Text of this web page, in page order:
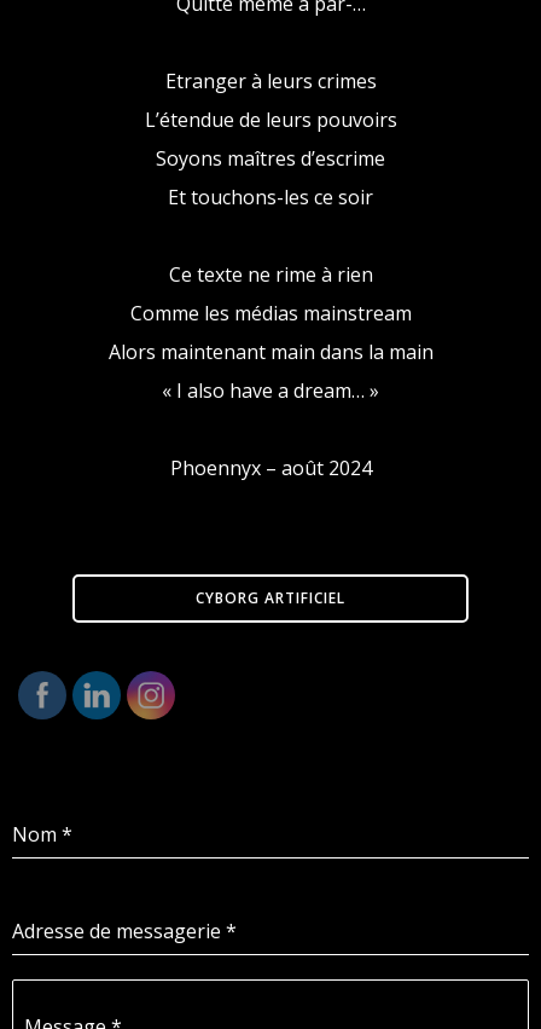
Etranger à leurs crimes
L’étendue de leurs pouvoirs
Soyons maîtres d’escrime
Et touchons-les ce soir
Ce texte ne rime à rien
Comme les médias mainstream
Alors maintenant main dans la main
« I also have a dream… »
Phoennyx – août 2024
CYBORG ARTIFICIEL
Nom *
Adresse de messagerie *